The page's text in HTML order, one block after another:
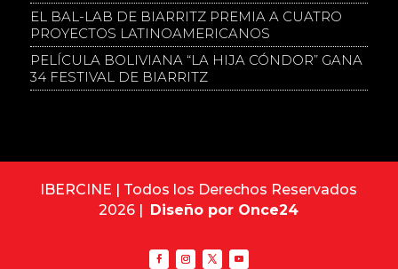
EL BAL-LAB DE BIARRITZ PREMIA A CUATRO
PROYECTOS LATINOAMERICANOS
PELÍCULA BOLIVIANA “LA HIJA CÓNDOR” GANA
34 FESTIVAL DE BIARRITZ
IBERCINE | Todos los Derechos Reservados
2026 | Diseño por Once24